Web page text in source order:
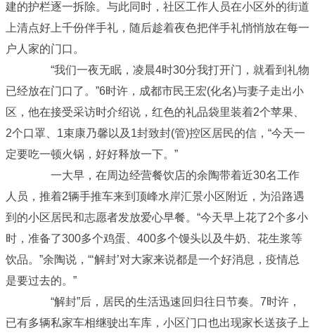
建的护栏逐一拆除。与此同时，社区工作人员在小区外的街道
上清点好上千份伴手礼，随后趁着夜色把伴手礼悄悄放在每一
户人家的门口。
“我们一夜无眠，凌晨4时30分我打开门，就看到礼物
已经放在门口了。”6时许，成都市民王宏(化名)与妻子走出小
区，他在接受采访时介绍说，红色的礼品袋里装着2个苹果、
2个口罩、1束康乃馨以及1封致封(管)控区居民的信，“今天一
定要吃一顿火锅，好好释放一下。”
一大早，在周边经营餐饮店的余陶带着近30名工作
人员，推着2辆手推车来到顶峰水岸汇景小区附近，为沿路遇
到的小区居民和志愿者发放爱心早餐。“今天早上花了2个多小
时，准备了300多个鸡蛋、400多个馒头以及牛奶、花生浆等
饮品。”余陶说，“‘解封’对大家来说都是一个好消息，疫情总
是要过去的。”
“解封”后，居民的生活迅速回归往日节奏。7时许，
已有多辆私家车相继驶出车库，小区门口也出现家长送孩子上